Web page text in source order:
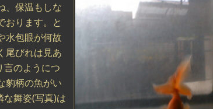
、保温もしな
おります。と
水包眼が何故
尾びれは見あ
のようにつ
豹柄の魚がい
舞姿(写真)は